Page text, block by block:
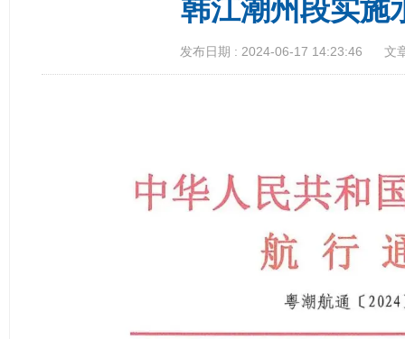
韩江潮州段实施
发布日期 : 2024-06-17 14:23:46 文